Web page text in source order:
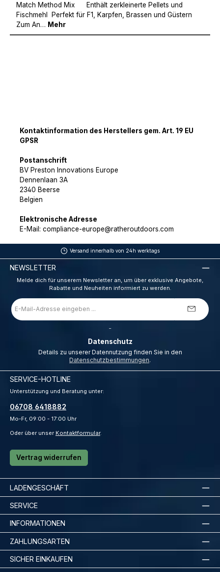
Match Method Mix Enthält zerkleinerte Pellets und
Fischmehl Perfekt für F1, Karpfen, Brassen und Güstern
Zum An… Mehr
Kontaktinformation des Herstellers gem. Art. 19 EU
GPSR
Postanschrift
BV Preston Innovations Europe
Dennenlaan 3A
2340 Beerse
Belgien
Elektronische Adresse
E-Mail: compliance-europe@ratheroutdoors.com
Versand innerhalb von 24h werktags
NEWSLETTER
Melde dich für unserem Newsletter an, um über exklusive Angebote,
Rabatte und Neuheiten informiert zu werden.
E-
Mail-
Adresse
Datenschutz
Datenschutzbestimmungen.
SERVICE-HOTLINE
Unterstützung und Beratung unter:
06708 6418882
Mo-Fr, 09:00 - 17:00 Uhr
Oder über unser Kontaktformular.
Vertrag widerrufen
LADENGESCHÄFT
SERVICE
INFORMATIONEN
ZAHLUNGSARTEN
SICHER EINKAUFEN